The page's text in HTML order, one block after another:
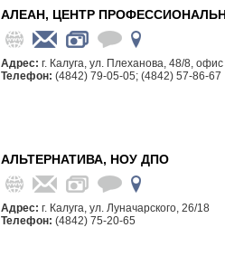
АЛЕАН, ЦЕНТР
Адрес: г. Калуга, ул. Плеханова, 48/8,
Телефон: (4842) 79-05-05; (4842) 57-86-67
АЛЬТЕРНАТИВА, НОУ ДПО
Адрес: г. Калуга, ул. Луначарского, 26/18
Телефон: (4842) 75-20-65